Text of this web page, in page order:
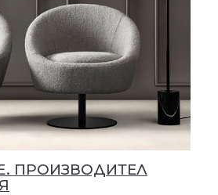
ПРОИЗВОДИТЕЛ